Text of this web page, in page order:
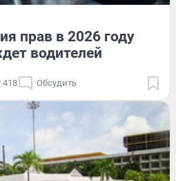
прав в 2026 году
водителей
418 Обсудить